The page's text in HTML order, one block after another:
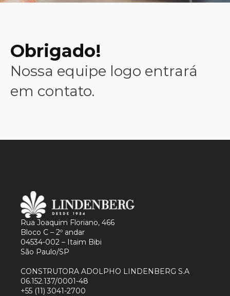
Obrigado!
Nossa equipe logo entrará
em contato.
Rua Joaquim Floriano, 466
Bloco C – 2º andar
04534-002 – Itaim Bibi
São Paulo/SP
CONSTRUTORA ADOLPHO LINDENBERG S.A
06.152.137/0001-48
+55 (11) 3041-2700